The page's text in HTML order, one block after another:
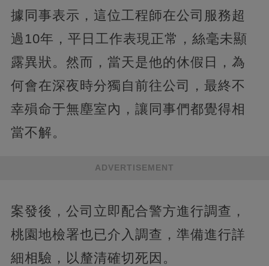
據同事表示，這位工程師在公司服務超
過10年，平日工作表現正常，絲毫未顯
露異狀。然而，當天是他的休假日，為
何會在深夜時分獨自前往公司，最終不
幸殞命于無塵室內，讓同事們都覺得相
當不解。
ADVERTISEMENT
案發後，公司立即配合警方進行調查，
桃園地檢署也已介入調查，準備進行詳
細相驗，以釐清確切死因。